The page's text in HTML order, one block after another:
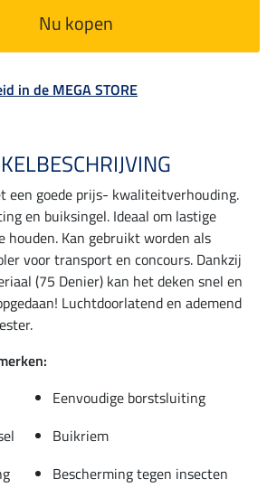
Nu kopen
in de MEGA STORE
een goede prijs- kwaliteitverhouding.
en buiksingel. Ideaal om lastige
houden. Kan gebruikt worden als
voor transport en concours. Dankzij
(75 Denier) kan het deken snel en
Luchtdoorlatend en ademend
Eenvoudige borstsluiting
Buikriem
Bescherming tegen insecten